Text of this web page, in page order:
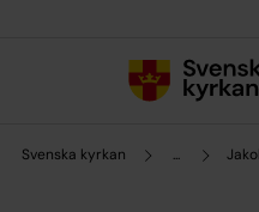
Svenska kyrkan ...